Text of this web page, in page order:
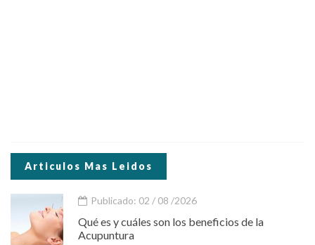
Articulos Mas Leidos
Publicado: 02 / 08 /2026
Qué es y cuáles son los beneficios de la
Acupuntura